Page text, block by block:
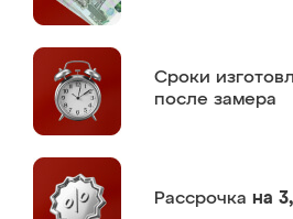
Сроки
после замера
Рассрочка на